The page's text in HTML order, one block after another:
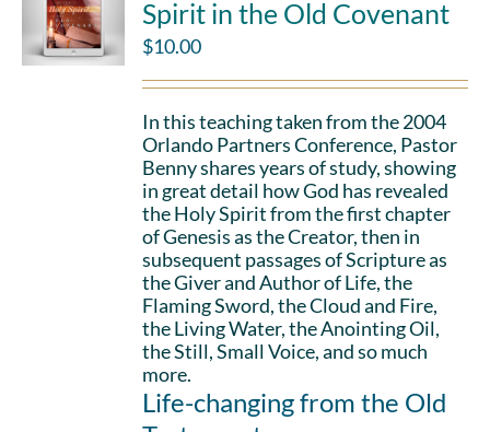
Spirit in the Old Covenant
$10.00
In this teaching taken from the 2004
Orlando Partners Conference, Pastor
Benny shares years of study, showing
in great detail how God has revealed
the Holy Spirit from the first chapter
of Genesis as the Creator, then in
subsequent passages of Scripture as
the Giver and Author of Life, the
Flaming Sword, the Cloud and Fire,
the Living Water, the Anointing Oil,
the Still, Small Voice, and so much
more.
Life-changing from the Old